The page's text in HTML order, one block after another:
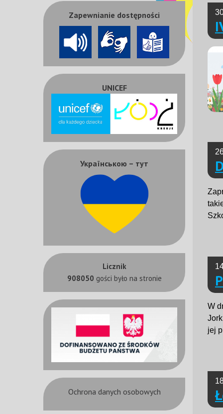
Zapewnianie dostępności
UNICEF
Українською – тут
Licznik
908050 gości było na stronie
Ochrona danych osobowych
W
jej